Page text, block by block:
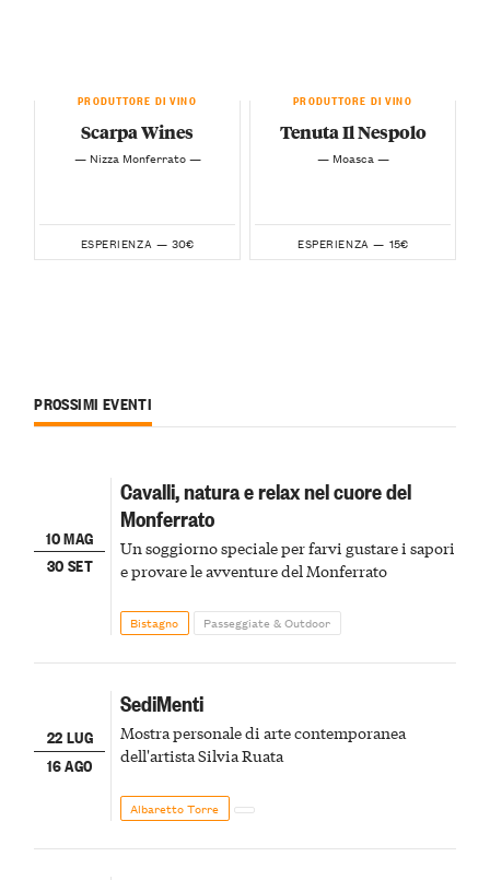
PRODUTTORE DI VINO
Scarpa Wines
— Nizza Monferrato —
ESPERIENZA — 30€
PRODUTTORE DI VINO
Tenuta Il Nespolo
— Moasca —
ESPERIENZA — 15€
PROSSIMI EVENTI
10 MAG
30 SET
Cavalli, natura e relax nel cuore del
Monferrato
Un soggiorno speciale per farvi gustare i sapori
e provare le avventure del Monferrato
Bistagno Passeggiate & Outdoor
22 LUG
16 AGO
SediMenti
Mostra personale di arte contemporanea
dell'artista Silvia Ruata
Albaretto Torre